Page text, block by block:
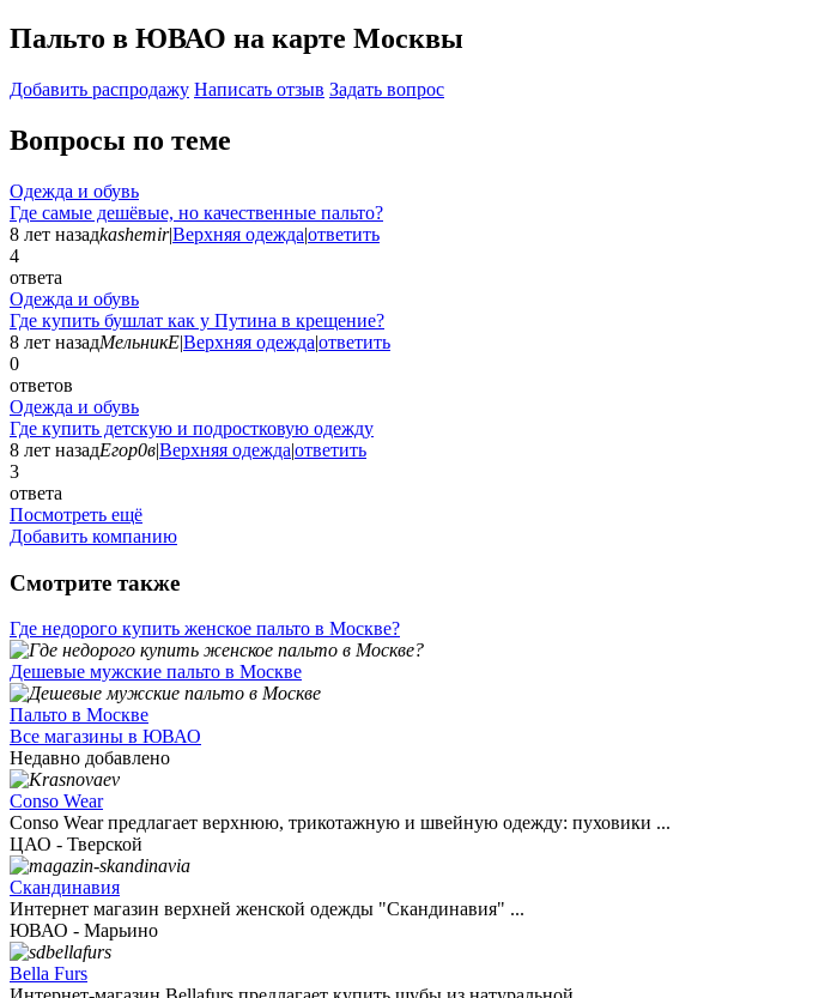
Пальто в ЮВАО на карте Москвы
Добавить раcпродажу Написать отзыв Задать вопрос
Вопросы по теме
Одежда и обувь
Где самые дешёвые, но качественные пальто?
8 лет назадkashemir|Верхняя одежда|ответить
4
ответа
Одежда и обувь
Где купить бушлат как у Путина в крещение?
8 лет назадМельникЕ|Верхняя одежда|ответить
0
ответов
Одежда и обувь
Где купить детскую и подростковую одежду
8 лет назадЕгор0в|Верхняя одежда|ответить
3
ответа
Посмотреть ещё
Добавить компанию
Смотрите также
Где недорого купить женское пальто в Москве?
Дешевые мужские пальто в Москве
Пальто в Москве
Все магазины в ЮВАО
Недавно добавлено
Conso Wear
Conso Wear предлагает верхнюю, трикотажную и швейную одежду: пуховики ...
ЦАО - Тверской
Скандинавия
Интернет магазин верхней женской одежды "Скандинавия" ...
ЮВАО - Марьино
Bella Furs